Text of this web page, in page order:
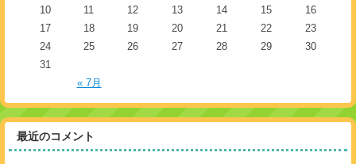
« 7月
10
11 12 13 14 15
16
17
18 19 20 21 22
23
24
25 26 27 28 29
30
31
最近のコメント